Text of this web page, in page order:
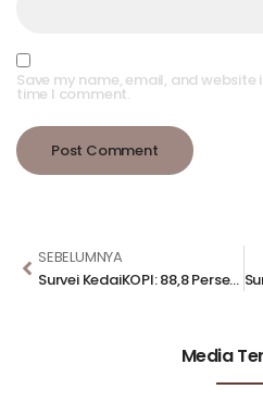
Save my name, email, and
time I comment.
SEBELUMNYA
Survei KedaiKOPI: 88,8 Persen Masyarakat Puas dengan Manajemen Pemerintah dalam Mudik Lebaran 2026
Media